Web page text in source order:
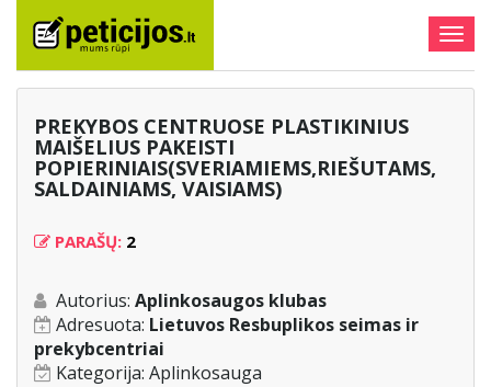
PREKYBOS CENTRUOSE PLASTIKINIUS
MAIŠELIUS PAKEISTI
POPIERINIAIS(SVERIAMIEMS,RIEŠUTAMS,
SALDAINIAMS, VAISIAMS)
PARAŠŲ: 2
Autorius: Aplinkosaugos klubas
Adresuota: Lietuvos Resbuplikos seimas ir
prekybcentriai
Kategorija: Aplinkosauga